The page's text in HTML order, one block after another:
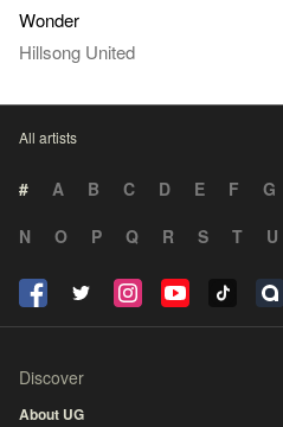
Wonder
Hillsong United
All artists
# A B C D E F G
N
O P Q R S T U
Discover
About UG